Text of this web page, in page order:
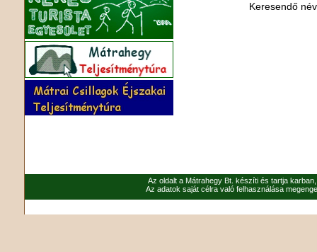
Keresendő
Az oldalt a Mátrahegy Bt. készíti és tartja
Az adatok saját célra való felhasználása